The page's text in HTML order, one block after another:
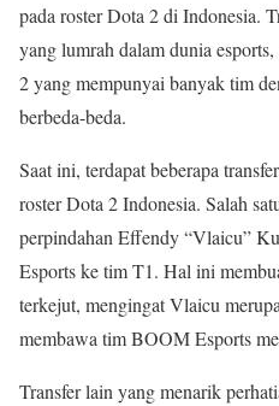
pada roster Dota 2 di Indonesia.
yang lumrah dalam dunia
2 yang mempunyai banyak tim
berbeda-beda.
Saat ini, terdapat beberapa
roster Dota 2 Indonesia. Salah
perpindahan Effendy “Vlaicu”
Esports ke tim T1. Hal ini
terkejut, mengingat Vlaicu
membawa tim BOOM Esports
Transfer lain yang menarik